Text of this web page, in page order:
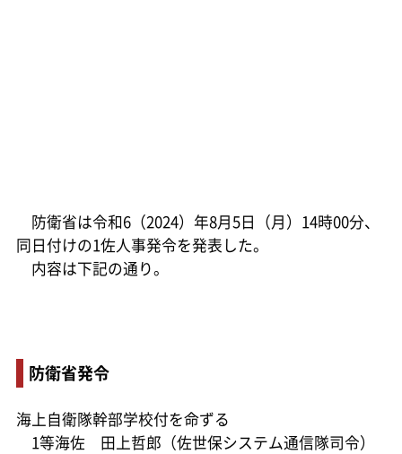
防衛省は令和6（2024）年8月5日（月）14時00分、
同日付けの1佐人事発令を発表した。
内容は下記の通り。
防衛省発令
海上自衛隊幹部学校付を命ずる
1等海佐 田上哲郎（佐世保システム通信隊司令）